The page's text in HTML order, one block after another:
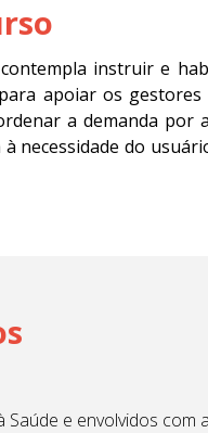
instruir e
apoiar os
a demanda por
necessidade do
e envolvidos com